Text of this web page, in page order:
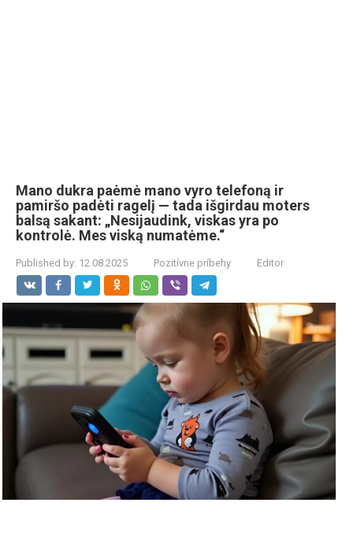
Mano dukra paėmė mano vyro telefoną ir
pamiršo padėti ragelį — tada išgirdau moters
balsą sakant: „Nesijaudink, viskas yra po
kontrolė. Mes viską numatėme.“
Published by: 12.08.2025 Pozitívne príbehy Editor